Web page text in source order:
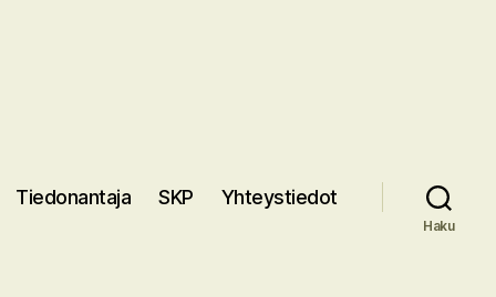
Tiedonantaja SKP Yhteystiedot
Haku